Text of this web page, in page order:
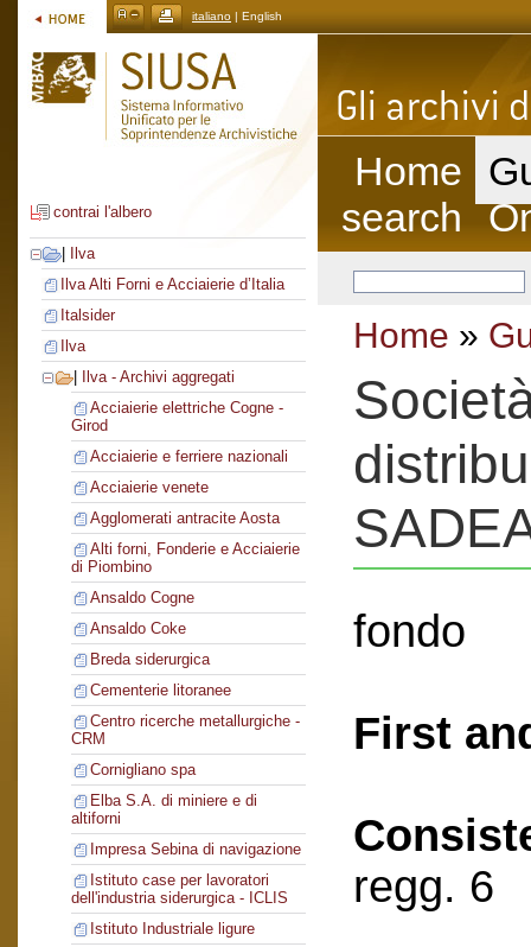
italiano | English
contrai l'albero
Ilva
Ilva Alti Forni e Acciaierie d’Italia
Italsider
Ilva
Ilva - Archivi aggregati
Acciaierie elettriche Cogne -
Girod
Acciaierie e ferriere nazionali
Acciaierie venete
Agglomerati antracite Aosta
Alti forni, Fonderie e Acciaierie
di Piombino
Ansaldo Cogne
Ansaldo Coke
Breda siderurgica
Cementerie litoranee
Centro ricerche metallurgiche -
CRM
Cornigliano spa
Elba S.A. di miniere e di
altiforni
Impresa Sebina di navigazione
Istituto case per lavoratori
dell'industria siderurgica - ICLIS
Istituto Industriale ligure
Home
search
Home »
fondo
First
regg. 6